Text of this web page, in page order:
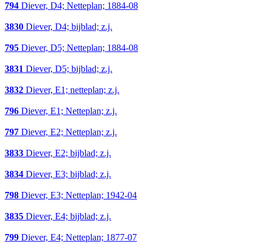
794 Diever, D4; Netteplan; 1884-08
3830 Diever, D4; bijblad; z.j.
795 Diever, D5; Netteplan; 1884-08
3831 Diever, D5; bijblad; z.j.
3832 Diever, E1; netteplan; z.j.
796 Diever, E1; Netteplan; z.j.
797 Diever, E2; Netteplan; z.j.
3833 Diever, E2; bijblad; z.j.
3834 Diever, E3; bijblad; z.j.
798 Diever, E3; Netteplan; 1942-04
3835 Diever, E4; bijblad; z.j.
799 Diever, E4; Netteplan; 1877-07